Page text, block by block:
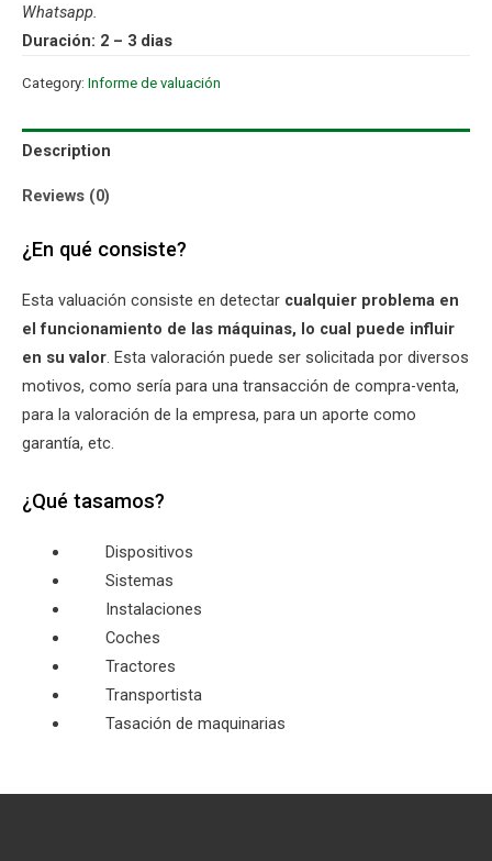
Whatsapp.
Duración: 2 – 3 dias
Category: Informe de valuación
Description
Reviews (0)
¿En qué consiste?
Esta valuación consiste en detectar cualquier problema en
el funcionamiento de las máquinas, lo cual puede influir
en su valor. Esta valoración puede ser solicitada por diversos
motivos, como sería para una transacción de compra-venta,
para la valoración de la empresa, para un aporte como
garantía, etc.
¿Qué tasamos?
Dispositivos
Sistemas
Instalaciones
Coches
Tractores
Transportista
Tasación de maquinarias